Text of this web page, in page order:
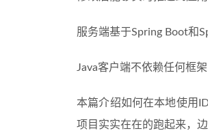
服务端基于Spring Boot和
Java客户端不依赖任何框
本篇介绍如何在本地使用
项目实实在在的跑起来，